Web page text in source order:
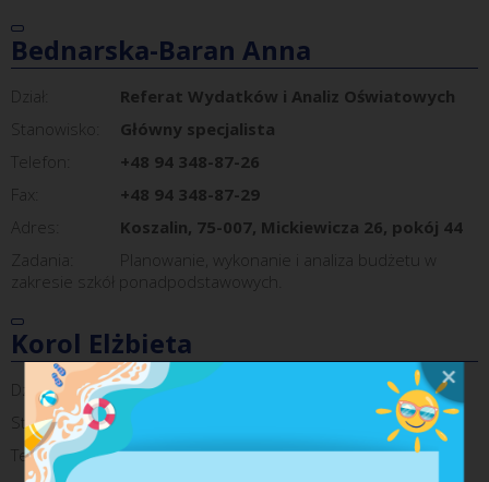
Bednarska-Baran Anna
Dział:
Referat Wydatków i Analiz Oświatowych
Stanowisko:
Główny specjalista
Telefon:
+48 94 348-87-26
Fax:
+48 94 348-87-29
Adres:
Koszalin, 75-007, Mickiewicza 26, pokój 44
Zadania:
Planowanie, wykonanie i analiza budżetu w
zakresie szkół ponadpodstawowych.
Korol Elżbieta
Dział:
Referat Organizacji Edukacji
Stanowisko:
Inspektor
Telefon:
+ 48 94 348-87-25